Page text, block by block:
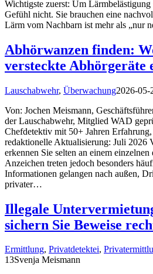
Wichtigste zuerst: Um
Gefühl nicht. Sie brauchen eine
Lärm vom Nachbarn ist mehr als „nur
Abhörwanzen finden:
versteckte Abhörgeräte
Lauschabwehr, Überwachung2026-05-
Von: Jochen Meismann,
der Lauschabwehr, Mitglied WAD
Chefdetektiv mit 50+ Jahren
redaktionelle Aktualisierung: Juli 2026
erkennen Sie selten an einem
Anzeichen treten jedoch besonders
Informationen gelangen nach außen,
privater…
Illegale
sichern Sie Beweise
Ermittlung, Privatdetektei,
13Svenja Meismann